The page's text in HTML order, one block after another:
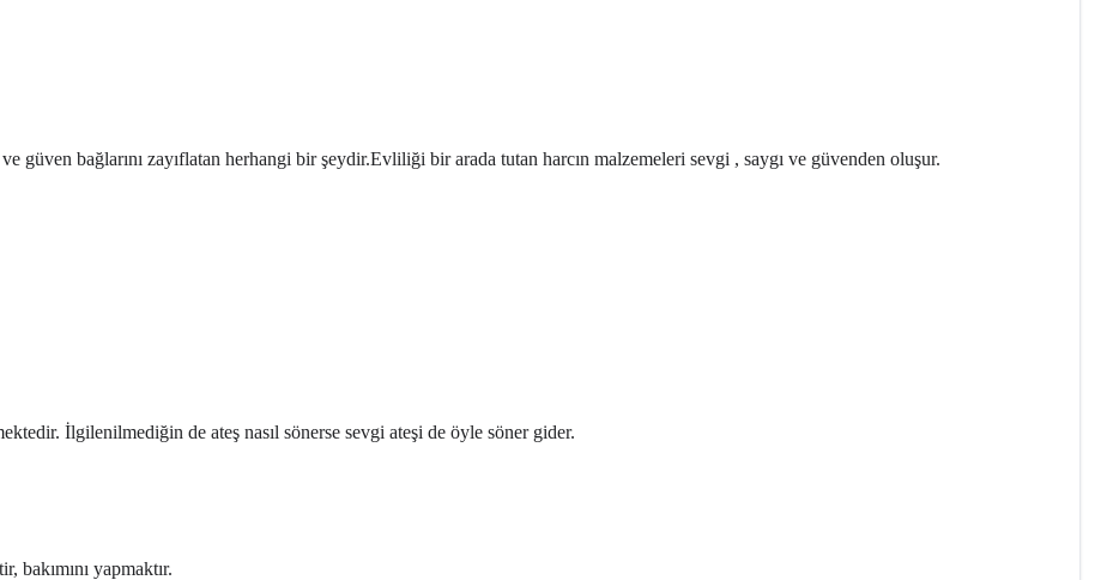
güven bağlarını zayıflatan herhangi bir şeydir.Evliliği bir arada tutan harcın malzemeleri sevgi , saygı ve güvenden oluşur.
İlgilenilmediğin de ateş nasıl sönerse sevgi ateşi de öyle söner gider.
bakımını yapmaktır.